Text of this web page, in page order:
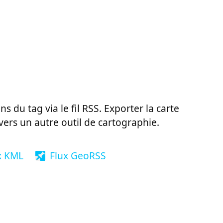
du tag via le fil RSS. Exporter la carte
un autre outil de cartographie.
KML Flux GeoRSS